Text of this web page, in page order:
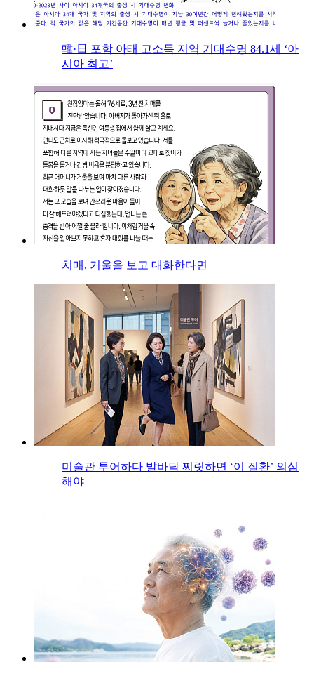
韓·日 포함 아태 고소득 지역 기대수명 84.1세 ‘아
시아 최고’
치매, 거울을 보고 대화한다면
미술관 투어하다 발바닥 찌릿하면 ‘이 질환’ 의심
해야